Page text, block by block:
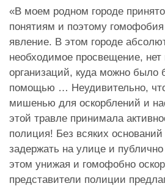
«В моем родном городе
понятиям и поэтому
явление. В этом городе
необходимое просвещение,
организаций, куда можно было
помощью … Неудивительно,
мишенью для оскорблений и
этой травле принимала
полиция! Без всяких
задержать на улице и
этом унижая и гомофобно
представители полиции